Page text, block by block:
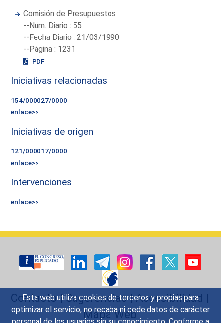
Esta web utiliza cookies de terceros y propias para
optimizar el servicio, no recaba ni cede datos de carácter
Comisión de Presupuestos
--Núm. Diario : 55
--Fecha Diario : 21/03/1990
--Página : 1231
PDF
Iniciativas relacionadas
154/000027/0000
enlace>>
Iniciativas de origen
121/000017/0000
enlace>>
Intervenciones
enlace>>
Contacto|Sugerencias|Accesibilidad |
Mapa Web